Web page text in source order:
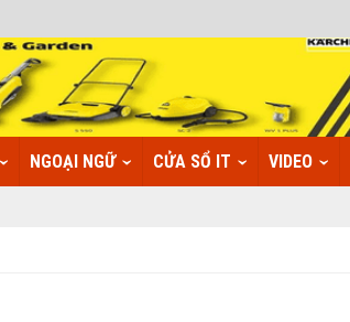
NGOẠI NGỮ CỬA SỔ IT VIDEO